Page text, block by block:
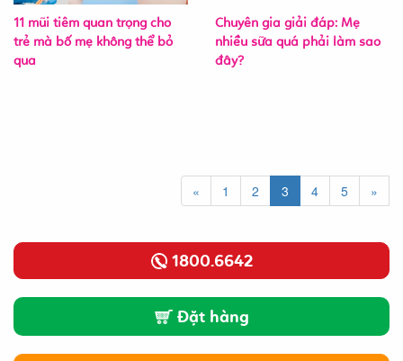
11 mũi tiêm quan trọng cho
trẻ mà bố mẹ không thể bỏ
qua
Chuyên gia giải đáp: Mẹ
nhiều sữa quá phải làm sao
đây?
« 1 2 3 4 5 »
1800.6642
Đặt hàng